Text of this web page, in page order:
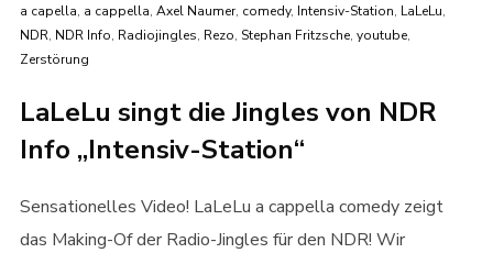
a capella, a cappella, Axel Naumer, comedy, Intensiv-Station, LaLeLu,
NDR, NDR Info, Radiojingles, Rezo, Stephan Fritzsche, youtube,
Zerstörung
LaLeLu singt die Jingles von NDR
Info „Intensiv-Station“
Sensationelles Video! LaLeLu a cappella comedy zeigt
das Making-Of der Radio-Jingles für den NDR! Wir